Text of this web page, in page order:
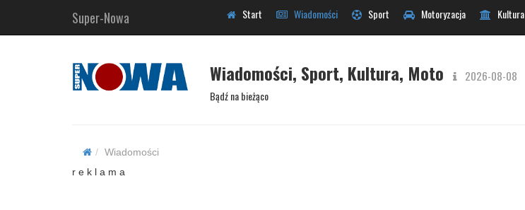
Super-Nowa Start Wiadomości Sport Motoryzacja Kultura
Wiadomości, Sport, Kultura, Moto 2026-08-08
Bądź na bieżąco
Wiadomości
r e k l a m a